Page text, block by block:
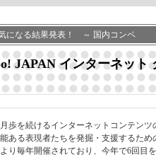
になる結果発表！ ～ 国内コンペ
JAPAN インターネット
歩を続けるインターネットコンテンツ
ある表現者たちを発掘・支援するため
り毎年開催されており、今年で6回目